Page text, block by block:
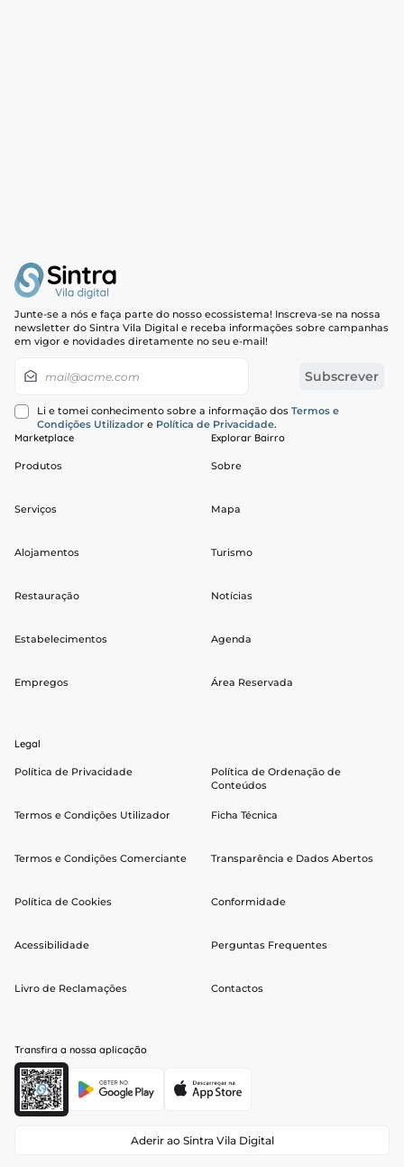
Junte-se a nós e faça parte do nosso ecossistema! Inscreva-se na nossa
newsletter do Sintra Vila Digital e receba informações sobre campanhas
em vigor e novidades diretamente no seu e-mail!
Subscrever
Li e tomei conhecimento sobre a informação dos Termos e
Condições Utilizador e Política de Privacidade.
Marketplace
Produtos
Serviços
Alojamentos
Restauração
Estabelecimentos
Empregos
Explorar Bairro
Sobre
Mapa
Turismo
Notícias
Agenda
Área Reservada
Legal
Política de Privacidade
Termos e Condições Utilizador
Termos e Condições Comerciante
Política de Cookies
Acessibilidade
Livro de Reclamações
Política de Ordenação de
Conteúdos
Ficha Técnica
Transparência e Dados Abertos
Conformidade
Perguntas Frequentes
Contactos
Transfira a nossa aplicação
Aderir ao Sintra Vila Digital